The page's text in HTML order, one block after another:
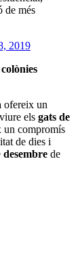
de més
2019
ofereix un
els gats de
un compromís
de dies i
desembre de